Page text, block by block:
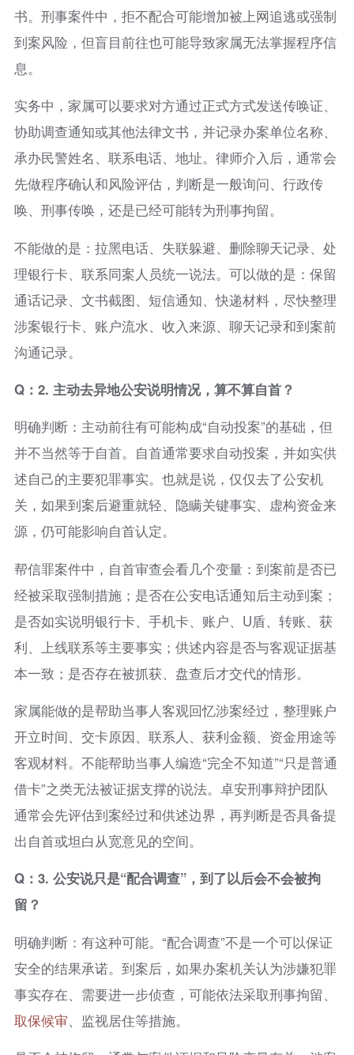
书。刑事案件中，拒不配合可能增加被上网追逃或强制
到案风险，但盲目前往也可能导致家属无法掌握程序信
息。
实务中，家属可以要求对方通过正式方式发送传唤证、
协助调查通知或其他法律文书，并记录办案单位名称、
承办民警姓名、联系电话、地址。律师介入后，通常会
先做程序确认和风险评估，判断是一般询问、行政传
唤、刑事传唤，还是已经可能转为刑事拘留。
不能做的是：拉黑电话、失联躲避、删除聊天记录、处
理银行卡、联系同案人员统一说法。可以做的是：保留
通话记录、文书截图、短信通知、快递材料，尽快整理
涉案银行卡、账户流水、收入来源、聊天记录和到案前
沟通记录。
Q：2. 主动去异地公安说明情况，算不算自首？
明确判断：主动前往有可能构成“自动投案”的基础，但
并不当然等于自首。自首通常要求自动投案，并如实供
述自己的主要犯罪事实。也就是说，仅仅去了公安机
关，如果到案后避重就轻、隐瞒关键事实、虚构资金来
源，仍可能影响自首认定。
帮信罪案件中，自首审查会看几个变量：到案前是否已
经被采取强制措施；是否在公安电话通知后主动到案；
是否如实说明银行卡、手机卡、账户、U盾、转账、获
利、上线联系等主要事实；供述内容是否与客观证据基
本一致；是否存在被抓获、盘查后才交代的情形。
家属能做的是帮助当事人客观回忆涉案经过，整理账户
开立时间、交卡原因、联系人、获利金额、资金用途等
客观材料。不能帮助当事人编造“完全不知道”“只是普通
借卡”之类无法被证据支撑的说法。卓安刑事辩护团队
通常会先评估到案经过和供述边界，再判断是否具备提
出自首或坦白从宽意见的空间。
Q：3. 公安说只是“配合调查”，到了以后会不会被拘
留？
明确判断：有这种可能。“配合调查”不是一个可以保证
安全的结果承诺。到案后，如果办案机关认为涉嫌犯罪
事实存在、需要进一步侦查，可能依法采取刑事拘留、
取保候审 、监视居住等措施。